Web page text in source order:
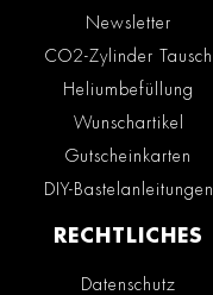
Newsletter
CO2-Zylinder Tausch
Heliumbefüllung
Wunschartikel
Gutscheinkarten
DIY-Bastelanleitungen
RECHTLICHES
Datenschutz